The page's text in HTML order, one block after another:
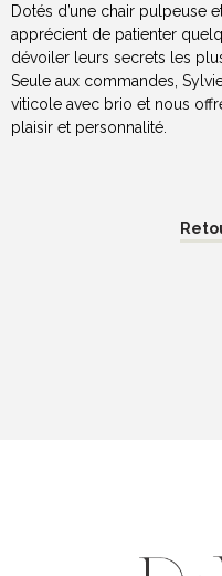
Dotés d’une chair pulpeuse
apprécient de patienter
dévoiler leurs secrets les
Seule aux commandes,
viticole avec brio et nous
plaisir et personnalité.